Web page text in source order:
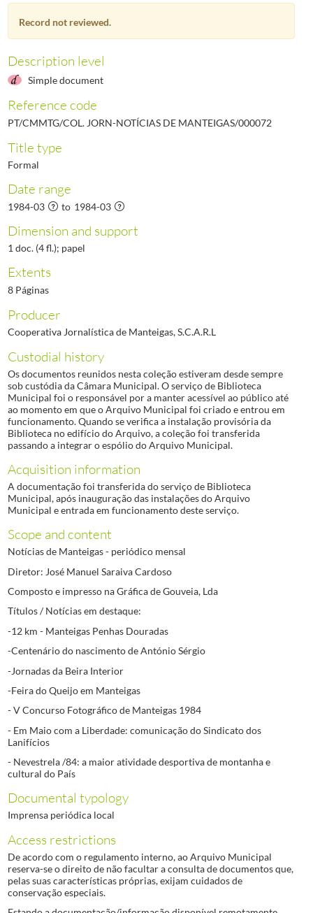
000074Notícias de Manteigas - Ano VI N.º 74, 1984-Maio1984-05/1984-05
000075 Notícias de Manteigas - Ano VI N.º 75, 1984-Junho
000076Notícias de Manteigas - Ano VI N.º 76, 1984-Julho1984-07/1984-07
000077
Notícias de Manteigas - Ano VI N.º 77, 1984-Agosto
000461Notícias de Manteigas - Ano XXXVII, N.º 461, 2017-05-31
Record not reviewed.
Description level
Simple document
Reference code
PT/CMMTG/COL. JORN-NOTÍCIAS DE MANTEIGAS/000072
Title type
Formal
Date range
1984-03 to 1984-03
Dimension and support
1 doc. (4 fl.); papel
Extents
8 Páginas
Producer
Cooperativa Jornalística de Manteigas, S.C.A.R.L
Custodial history
Os documentos reunidos nesta coleção estiveram desde sempre
sob custódia da Câmara Municipal. O serviço de Biblioteca
Municipal foi o responsável por a manter acessível ao público até
ao momento em que o Arquivo Municipal foi criado e entrou em
funcionamento. Quando se verifica a instalação provisória da
Biblioteca no edifício do Arquivo, a coleção foi transferida
passando a integrar o espólio do Arquivo Municipal.
Acquisition information
A documentação foi transferida do serviço de Biblioteca
Municipal, após inauguração das instalações do Arquivo
Municipal e entrada em funcionamento deste serviço.
Scope and content
Notícias de Manteigas - periódico mensal
Diretor: José Manuel Saraiva Cardoso
Composto e impresso na Gráfica de Gouveia, Lda
Títulos / Notícias em destaque:
-12 km - Manteigas Penhas Douradas
-Centenário do nascimento de António Sérgio
-Jornadas da Beira Interior
-Feira do Queijo em Manteigas
- V Concurso Fotográfico de Manteigas 1984
- Em Maio com a Liberdade: comunicação do Sindicato dos
Lanifícios
- Nevestrela /84: a maior atividade desportiva de montanha e
cultural do País
Documental typology
Imprensa periódica local
Access restrictions
De acordo com o regulamento interno, ao Arquivo Municipal
reserva-se o direito de não facultar a consulta de documentos que,
pelas suas características próprias, exijam cuidados de
conservação especiais.